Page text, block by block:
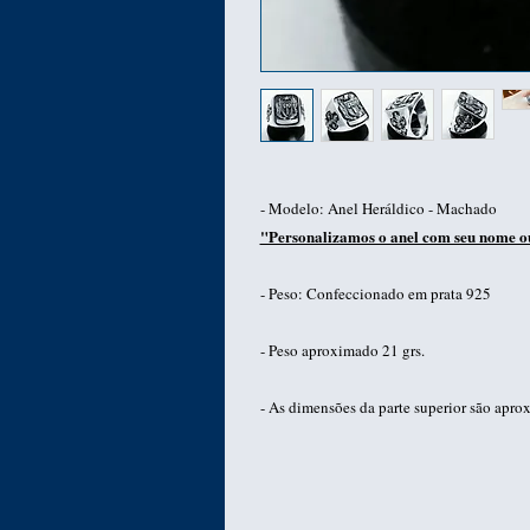
- Modelo: Anel Heráldico - Machado
"Personalizamos o anel com seu nome
- Peso: Confeccionado em prata 925
- Peso aproximado 21 grs.
- As dimensões da parte superior são